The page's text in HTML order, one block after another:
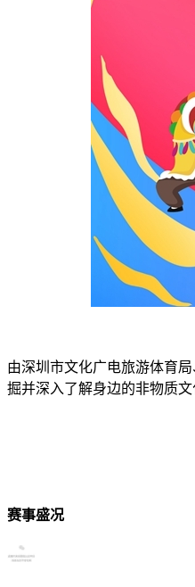
由深圳市文化广电旅游体育
掘并深入了解身边的非物质
赛事盛况